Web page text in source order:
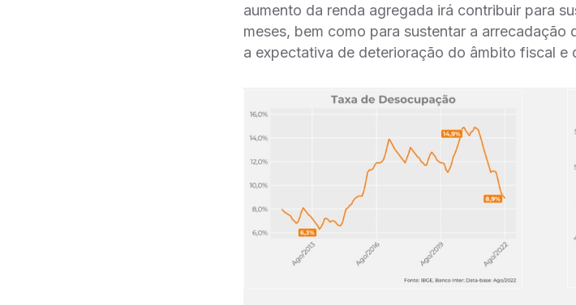
aumento da renda agregada irá contribuir para
meses, bem como para sustentar a
a expectativa de deterioração do âmbito fiscal e